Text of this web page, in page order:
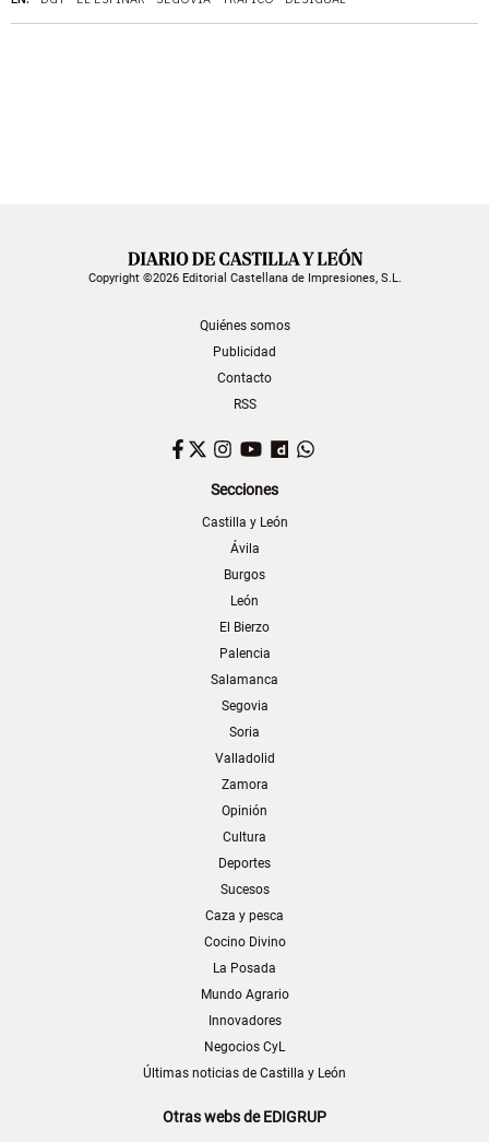
Copyright ©2026 Editorial Castellana de Impresiones, S.L.
Quiénes somos
Publicidad
Contacto
RSS
Facebook
TwitterInstagram
YouTubeDailymotion
Secciones
Castilla y León
Ávila
Burgos
León
El Bierzo
Palencia
Salamanca
Segovia
Soria
Valladolid
Zamora
Opinión
Cultura
Deportes
Sucesos
Caza y pesca
Cocino Divino
La Posada
Mundo Agrario
Innovadores
Negocios CyL
Últimas noticias de Castilla y León
Otras webs de EDIGRUP